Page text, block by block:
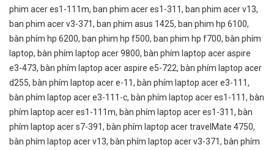
phim acer es1-111m, ban phim acer es1-311, ban phim acer v13,
ban phim acer v3-371, ban phim asus 1425, ban phim hp 6100,
bàn phím hp 6200, ban phim hp f500, ban phim hp f700, bàn phím
laptop, bàn phím laptop acer 9800, bàn phím laptop acer aspire
e3-473, bàn phím laptop acer aspire e5-722, bàn phím laptop acer
d255, bàn phím laptop acer e-11, bàn phím laptop acer e3-111,
bàn phím laptop acer e3-111-c, bàn phím laptop acer es1-111, bàn
phím laptop acer es1-111m, bàn phím laptop acer es1-311, bàn
phím laptop acer s7-391, bàn phím laptop acer travelMate 4750,
bàn phím laptop acer v13, bàn phím laptop acer v3-371, bàn phím